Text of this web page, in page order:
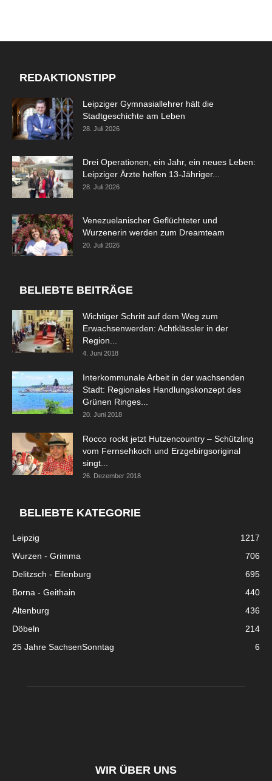
REDAKTIONSTIPP
Leipziger Gymnasiallehrer hält die
Stadtgeschichte am Leben
28. Juli 2026
Drei Operationen, ein Jahr, ein neues Leben:
Leipziger Ärzte helfen 13-Jähriger...
28. Juli 2026
Venezuelanischer Geflüchteter und
Wurzenerin werden zum Dreamteam
20. Juli 2026
BELIEBTE BEITRÄGE
Wichtiger Schritt auf dem Weg zum
Erwachsenwerden: Achtklässler in der
Region...
4. Juni 2018
Interkommunale Arbeit in der wachsenden
Stadt: Regionales Handlungskonzept des
Grünen Ringes...
20. Juni 2018
Rocco rockt jetzt Hutzencountry – Schützling
vom Fernsehkoch und Erzgebirgsoriginal
singt...
26. Dezember 2018
BELIEBTE KATEGORIE
Leipzig
1217
Wurzen - Grimma
706
Delitzsch - Eilenburg
695
Borna - Geithain
440
Altenburg
436
Döbeln
214
25 Jahre SachsenSonntag
6
WIR ÜBER UNS